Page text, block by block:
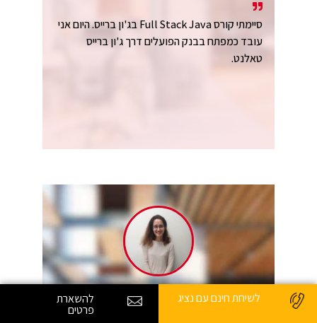
סיימתי קורס Full Stack Java בג'ון ברייס. היום אני
עובד כמפתח בבנק הפועלים דרך ג'ון ברייס
טאלנט.
אידיל קסוטו
Illusive Networks, Full Stack Java Developer
רוצים לעבוד בהייטק? לחצו כאן לפרטים נוספים! לשיחת חינם עם נציג להשארת
פרטים